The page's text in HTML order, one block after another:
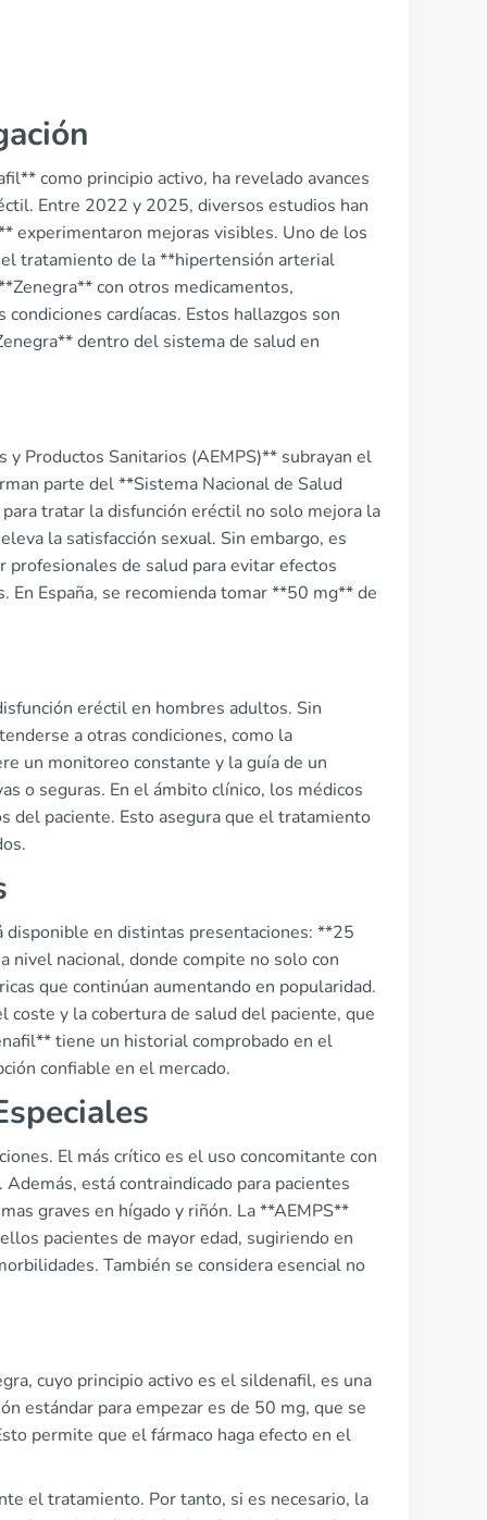
como principio activo, ha revelado avances
Entre 2022 y 2025, diversos estudios han
experimentaron mejoras visibles. Uno de los
tratamiento de la **hipertensión arterial
con otros medicamentos,
cardíacas. Estos hallazgos son
dentro del sistema de salud en
Productos Sanitarios (AEMPS)** subrayan el
parte del **Sistema Nacional de Salud
tratar la disfunción eréctil no solo mejora la
la satisfacción sexual. Sin embargo, es
profesionales de salud para evitar efectos
En España, se recomienda tomar **50 mg** de
eréctil en hombres adultos. Sin
a otras condiciones, como la
un monitoreo constante y la guía de un
o seguras. En el ámbito clínico, los médicos
del paciente. Esto asegura que el tratamiento
en distintas presentaciones: **25
nivel nacional, donde compite no solo con
que continúan aumentando en popularidad.
coste y la cobertura de salud del paciente, que
tiene un historial comprobado en el
confiable en el mercado.
El más crítico es el uso concomitante con
está contraindicado para pacientes
graves en hígado y riñón. La **AEMPS**
pacientes de mayor edad, sugiriendo en
También se considera esencial no
cuyo principio activo es el sildenafil, es una
estándar para empezar es de 50 mg, que se
permite que el fármaco haga efecto en el
el tratamiento. Por tanto, si es necesario, la